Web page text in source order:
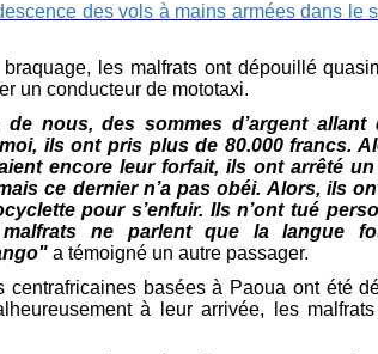
des vols à mains armées dans le
les malfrats ont dépouillé
un conducteur de mototaxi.
nous, des sommes d’argent allant
ils ont pris plus de 80.000 francs.
encore leur forfait, ils ont arrêté
ce dernier n’a pas obéi. Alors, ils
pour s’enfuir. Ils n’ont tué
ne parlent que la langue
a témoigné un autre passager.
centrafricaines basées à Paoua ont été
à leur arrivée, les